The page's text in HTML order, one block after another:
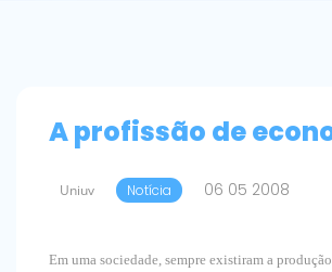
A profissão de
Uniuv Notícia 06 05 2008
Em uma sociedade, sempre existiram a